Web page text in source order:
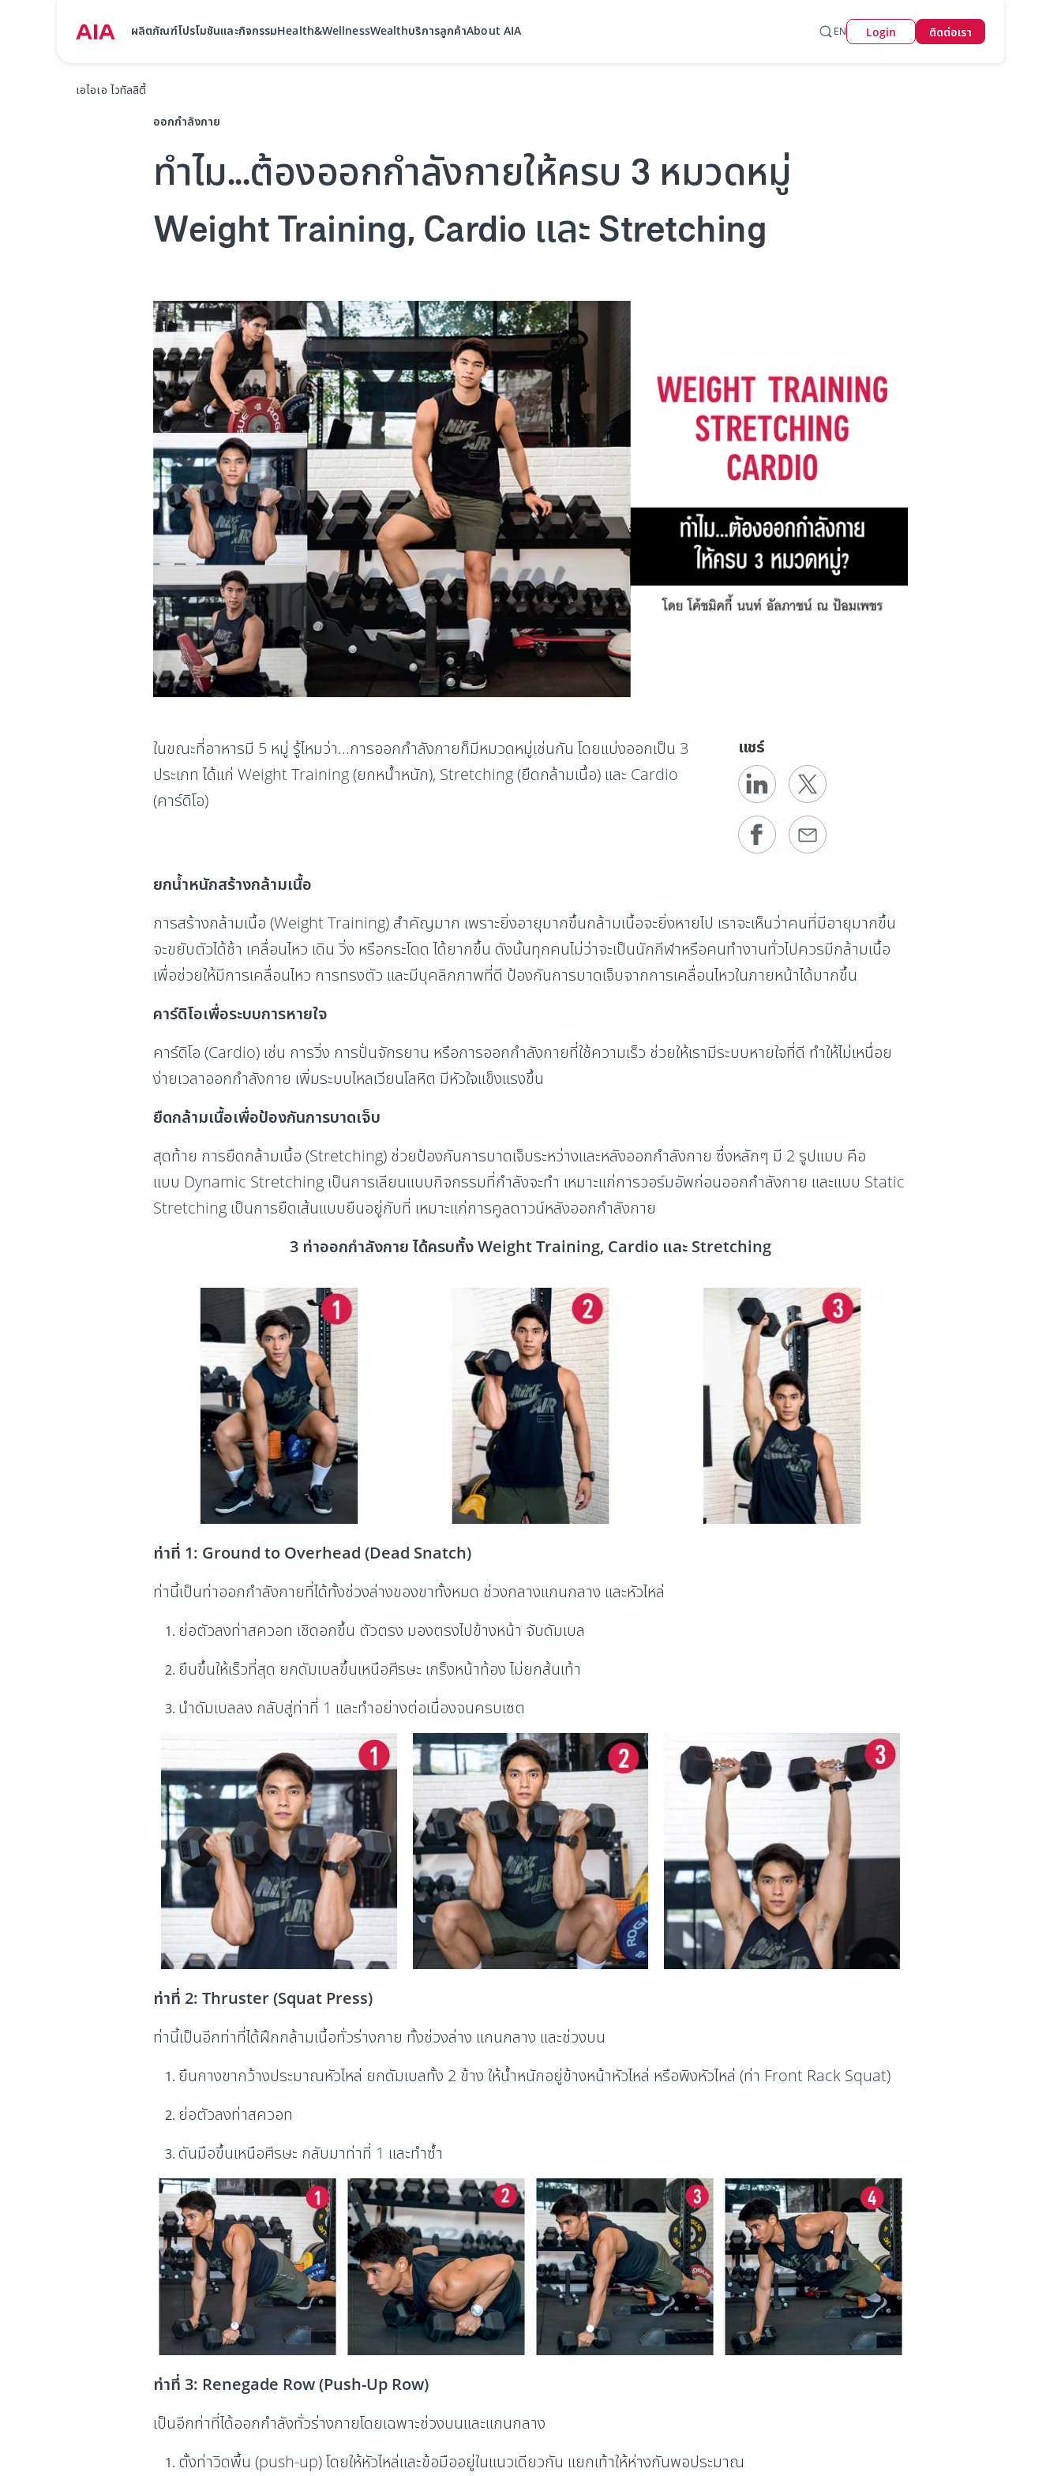
ผลิตภัณฑ์โปรโมชันและกิจกรรมHealth&WellnessWealthบริการลูกค้าAbout AIA EN Login ติดต่อเรา
เอไอเอ ไวทัลลิตี้
ออกกำลังกาย
ทำไม...ต้องออกกำลังกายให้ครบ 3 หมวดหมู่
Weight Training, Cardio และ Stretching
ในขณะที่อาหารมี 5 หมู่ รู้ไหมว่า...การออกกำลังกายก็มีหมวดหมู่เช่นกัน โดยแบ่งออกเป็น 3
ประเภท ได้แก่ Weight Training (ยกหน้ำหนัก), Stretching (ยืดกล้ามเนื้อ) และ Cardio
(คาร์ดิโอ)
แชร์
ยกน้ำหนักสร้างกล้ามเนื้อ
การสร้างกล้ามเนื้อ (Weight Training) สำคัญมาก เพราะยิ่งอายุมากขึ้นกล้ามเนื้อจะยิ่งหายไป เราจะเห็นว่าคนที่มีอายุมากขึ้น
จะขยับตัวได้ช้า เคลื่อนไหว เดิน วิ่ง หรือกระโดด ได้ยากขึ้น ดังนั้นทุกคนไม่ว่าจะเป็นนักกีฬาหรือคนทำงานทั่วไปควรมีกล้ามเนื้อ
เพื่อช่วยให้มีการเคลื่อนไหว การทรงตัว และมีบุคลิกภาพที่ดี ป้องกันการบาดเจ็บจากการเคลื่อนไหวในภายหน้าได้มากขึ้น
คาร์ดิโอเพื่อระบบการหายใจ
คาร์ดิโอ (Cardio) เช่น การวิ่ง การปั่นจักรยาน หรือการออกกำลังกายที่ใช้ความเร็ว ช่วยให้เรามีระบบหายใจที่ดี ทำให้ไม่เหนื่อย
ง่ายเวลาออกกำลังกาย เพิ่มระบบไหลเวียนโลหิต มีหัวใจแข็งแรงขึ้น
ยืดกล้ามเนื้อเพื่อป้องกันการบาดเจ็บ
สุดท้าย การยืดกล้ามเนื้อ (Stretching) ช่วยป้องกันการบาดเจ็บระหว่างและหลังออกกำลังกาย ซึ่งหลักๆ มี 2 รูปแบบ คือ
แบบ Dynamic Stretching เป็นการเลียนแบบกิจกรรมที่กำลังจะทำ เหมาะแก่การวอร์มอัพก่อนออกกำลังกาย และแบบ Static
Stretching เป็นการยืดเส้นแบบยืนอยู่กับที่ เหมาะแก่การคูลดาวน์หลังออกกำลังกาย
3 ท่าออกกำลังกาย ได้ครบทั้ง Weight Training, Cardio และ Stretching
ท่าที่ 1: Ground to Overhead (Dead Snatch)
ท่านี้เป็นท่าออกกำลังกายที่ได้ทั้งช่วงล่างของขาทั้งหมด ช่วงกลางแกนกลาง และหัวไหล่
ย่อตัวลงท่าสควอท เชิดอกขึ้น ตัวตรง มองตรงไปข้างหน้า จับดัมเบล
ยืนขึ้นให้เร็วที่สุด ยกดัมเบลขึ้นเหนือศีรษะ เกร็งหน้าท้อง ไม่ยกส้นเท้า
นำดัมเบลลง กลับสู่ท่าที่ 1 และทำอย่างต่อเนื่องจนครบเซต
ท่าที่ 2: Thruster (Squat Press)
ท่านี้เป็นอีกท่าที่ได้ฝึกกล้ามเนื้อทั่วร่างกาย ทั้งช่วงล่าง แกนกลาง และช่วงบน
ยืนกางขากว้างประมาณหัวไหล่ ยกดัมเบลทั้ง 2 ข้าง ให้น้ำหนักอยู่ข้างหน้าหัวไหล่ หรือพิงหัวไหล่ (ท่า Front Rack Squat)
ย่อตัวลงท่าสควอท
ดันมือขึ้นเหนือศีรษะ กลับมาท่าที่ 1 และทำซ้ำ
ท่าที่ 3: Renegade Row (Push-Up Row)
เป็นอีกท่าที่ได้ออกกำลังทั่วร่างกายโดยเฉพาะช่วงบนและแกนกลาง
ตั้งท่าวิดพื้น (push-up) โดยให้หัวไหล่และข้อมืออยู่ในแนวเดียวกัน แยกเท้าให้ห่างกันพอประมาณ